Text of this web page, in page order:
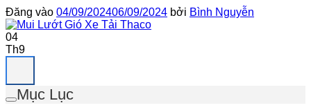
Đăng vào 04/09/202406/09/2024 bởi Bình Nguyễn
04
Th9
Mục Lục